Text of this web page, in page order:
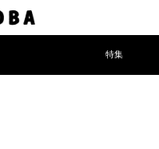
特集